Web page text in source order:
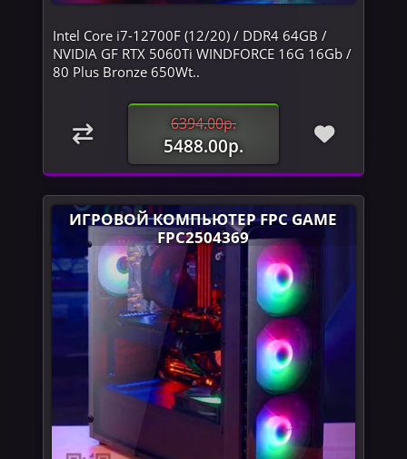
Intel Core i7-12700F (12/20) / DDR4 64GB /
NVIDIA GF RTX 5060Ti WINDFORCE 16G 16Gb /
80 Plus Bronze 650Wt..
6394.00р.
5488.00р.
ИГРОВОЙ КОМПЬЮТЕР FPC GAME
FPC2504369